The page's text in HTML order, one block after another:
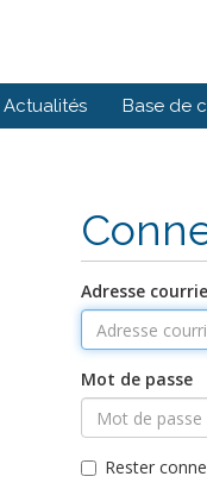
Actualités Base de
Adresse
Mot de passe
Rester